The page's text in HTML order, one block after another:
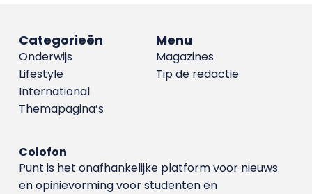
Menu
Magazines
Tip de redactie
Categorieën
Onderwijs
Lifestyle
International
Themapagina’s
Colofon
Punt is het onafhankelijke platform voor nieuws
en opinievorming voor studenten en